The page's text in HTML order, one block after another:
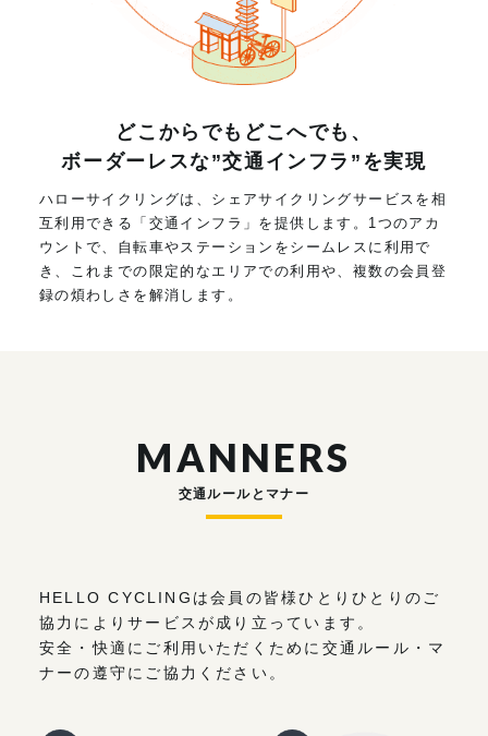
どこからでもどこへでも、
ボーダーレスな”交通インフラ”を実現
ハローサイクリングは、シェアサイクリングサービスを相
互利用できる「交通インフラ」を提供します。1つのアカ
ウントで、自転車やステーションをシームレスに利用で
き、これまでの限定的なエリアでの利用や、複数の会員登
録の煩わしさを解消します。
MANNERS
交通ルールとマナー
HELLO CYCLINGは会員の皆様ひとりひとりのご
協力によりサービスが成り立っています。
安全・快適にご利用いただくために交通ルール・マ
ナーの遵守にご協力ください。